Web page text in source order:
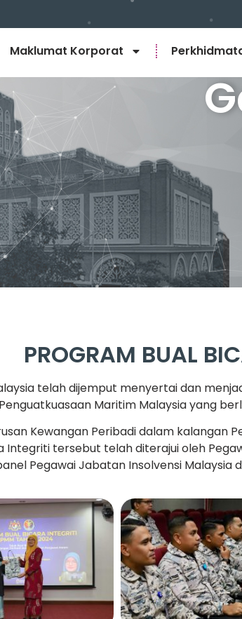
Maklumat Korporat
PROGRAM BUAL
telah dijemput menyertai dan
Penguatkuasaan Maritim Malaysia yang
Kewangan Peribadi dalam kalangan
Integriti tersebut telah diterajui oleh
Pegawai Jabatan Insolvensi Malaysia